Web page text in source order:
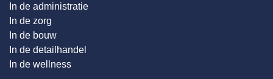
In de administratie
In de zorg
In de bouw
In de detailhandel
In de wellness